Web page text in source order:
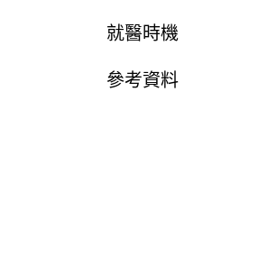
就醫時機
參考資料